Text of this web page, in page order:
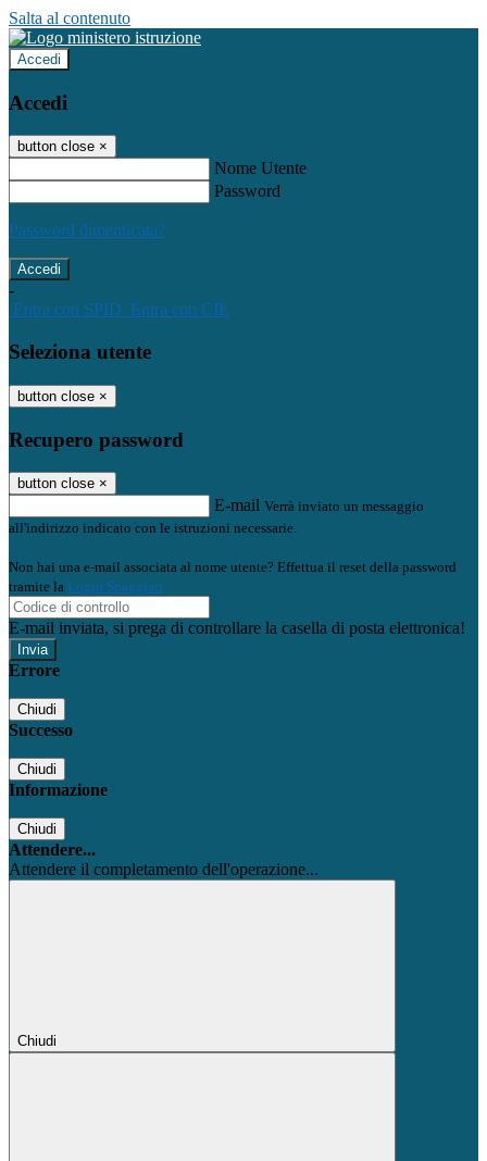
Salta al contenuto
Accedi
Accedi
button close ×
Nome Utente
Password
Password dimenticata?
-
Entra con SPID Entra con CIE
Seleziona utente
button close ×
Recupero password
button close ×
E-mail Verrà inviato un messaggio
all'indirizzo indicato con le istruzioni necessarie.
Non hai una e-mail associata al nome utente? Effettua il reset della password
tramite la Login Spaggiari
E-mail inviata, si prega di controllare la casella di posta elettronica!
Errore
Chiudi
Successo
Chiudi
Informazione
Chiudi
Attendere...
Attendere il completamento dell'operazione...
Chiudi